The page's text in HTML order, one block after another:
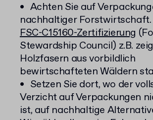
Achten Sie auf
nachhaltiger
FSC-C15160-Zertifizierung
Stewardship Council) z.B.
Holzfasern aus vorbildlich
bewirtschafteten Wäldern
Setzen Sie dort, wo der
Verzicht auf Verpackungen
ist, auf nachhaltige